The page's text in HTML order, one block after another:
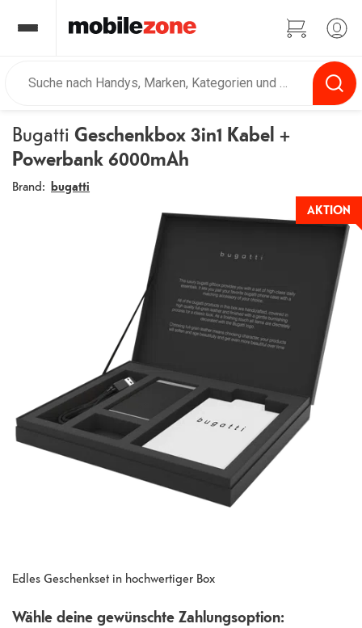
Bugatti Geschenkbox 3in1 Kabel +
Powerbank 6000mAh
Brand: bugatti
AKTION
Edles Geschenkset in hochwertiger Box
Wähle deine gewünschte Zahlungsoption: